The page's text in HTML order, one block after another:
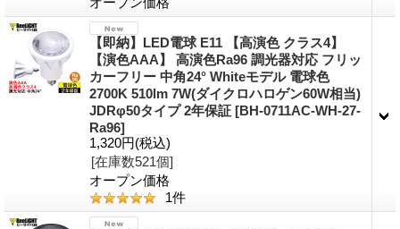
【即納】LED電球 E11 【高演色 クラス4】
【演色AAA】 高演色Ra96 調光器対応 フリッ
カーフリー 中角24° Whiteモデル 電球色
2700K 510lm 7W(ダイクロハロゲン60W相当)
JDRφ50タイプ 2年保証 [BH-0711AC-WH-27-
Ra96]
1,320円(税込)
[在庫数521個]
オープン価格
1件